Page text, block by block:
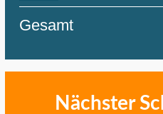
Gesamt
Nächster